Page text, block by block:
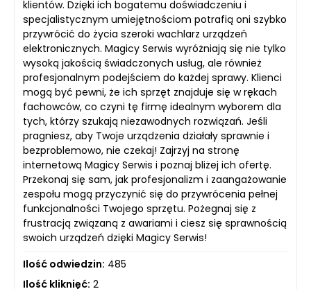
klientów. Dzięki ich bogatemu doświadczeniu i
specjalistycznym umiejętnościom potrafią oni szybko
przywrócić do życia szeroki wachlarz urządzeń
elektronicznych. Magicy Serwis wyróżniają się nie tylko
wysoką jakością świadczonych usług, ale również
profesjonalnym podejściem do każdej sprawy. Klienci
mogą być pewni, że ich sprzęt znajduje się w rękach
fachowców, co czyni tę firmę idealnym wyborem dla
tych, którzy szukają niezawodnych rozwiązań. Jeśli
pragniesz, aby Twoje urządzenia działały sprawnie i
bezproblemowo, nie czekaj! Zajrzyj na stronę
internetową Magicy Serwis i poznaj bliżej ich ofertę.
Przekonaj się sam, jak profesjonalizm i zaangażowanie
zespołu mogą przyczynić się do przywrócenia pełnej
funkcjonalności Twojego sprzętu. Pożegnaj się z
frustracją związaną z awariami i ciesz się sprawnością
swoich urządzeń dzięki Magicy Serwis!
Ilość odwiedzin: 485
Ilość kliknięć: 2